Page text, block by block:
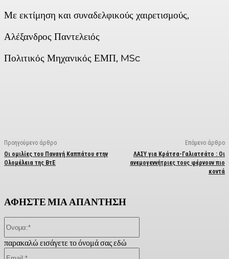
Με εκτίμηση και συναδελφικούς χαιρετισμούς,
Αλέξανδρος Παντελειός
Πολιτικός Μηχανικός ΕΜΠ, MSc
Προηγούμενο άρθρο
Οι ομιλίες του Παναγή Καππάτου στην
Ολομέλεια της ΒτΕ
Επόμενο άρθρο
ΛΑΣΥ για Κράτσα-Γαλιατσάτο : Οι
ανεμογεννήτριες τους φέρνουν πιο
κοντά
ΑΦΗΣΤΕ ΜΙΑ ΑΠΑΝΤΗΣΗ
παρακαλώ εισάγετε το όνομά σας εδώ